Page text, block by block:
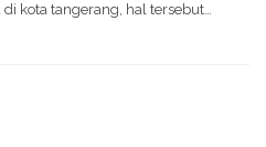
kota tangerang, hal tersebut…